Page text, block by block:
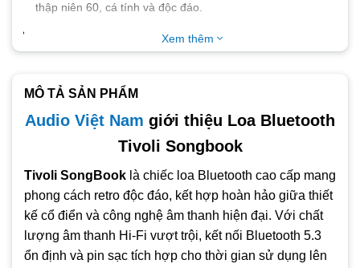
thập niên 60, cá tính và độc đáo.
Chất lượng âm thanh Hi-Fi cao cấp
riêng biệt cho âm thanh đầy đủ và chi tiết.
nhỏ, lý tưởng cho nghe nhạc trong nhà lẫn ngoài trời.
Pin sạc tích hợp dung lượng cao, cho thời gian nghe nhạc
liên tục lên đến 10 giờ.
, ổn định, tiết kiệm pin và
tương thích với hầu hết thiết bị di động.
Chế độ điều chỉnh EQ thủ công với núm xoay bass và
treble cho phép tinh chỉnh âm thanh theo sở thích cá nhân.
Hỗ trợ kết nối stereo không dây, cho phép ghép đôi hai loa
SongBook để tạo hiệu ứng âm thanh đa chiều sống động.
Xem thêm
MÔ TẢ SẢN PHẨM
Audio Việt Nam giới thiệu Loa Bluetooth
Tivoli Songbook
Tivoli SongBook là chiếc loa Bluetooth cao cấp mang
phong cách retro độc đáo, kết hợp hoàn hảo giữa thiết
kế cổ điển và công nghệ âm thanh hiện đại. Với chất
lượng âm thanh Hi-Fi vượt trội, kết nối Bluetooth 5.3
ổn định và pin sạc tích hợp cho thời gian sử dụng lên